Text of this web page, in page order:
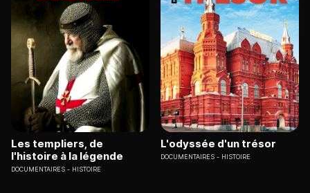
Les templiers, de
l'histoire à la légende
DOCUMENTAIRES HISTOIRE
L'odyssée d'un trésor
DOCUMENTAIRES HISTOIRE